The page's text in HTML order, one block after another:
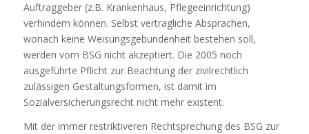
Auftraggeber (z.B. Krankenhaus, Pflegeeinrichtung)
verhindern können. Selbst vertragliche Absprachen,
wonach keine Weisungsgebundenheit bestehen soll,
werden vom BSG nicht akzeptiert. Die 2005 noch
ausgeführte Pflicht zur Beachtung der zivilrechtlich
zulässigen Gestaltungsformen, ist damit im
Sozialversicherungsrecht nicht mehr existent.
Mit der immer restriktiveren Rechtsprechung des BSG zur